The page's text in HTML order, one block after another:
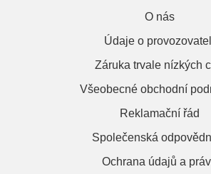
O nás
Údaje o
Záruka trvale nízkých
Všeobecné obchodní
Reklamační řád
Společenská
Ochrana údajů a